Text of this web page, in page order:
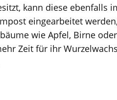
kann diese ebenfalls
eingearbeitet
wie Apfel, Birne
Zeit für ihr